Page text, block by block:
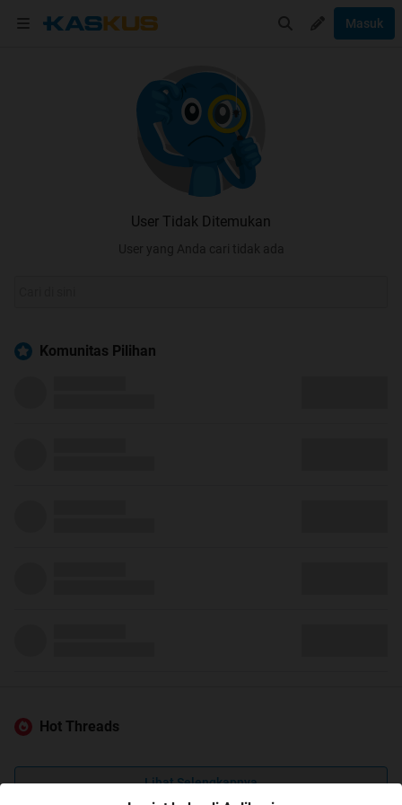
Masuk
User Tidak Ditemukan
User yang Anda cari tidak ada
Komunitas Pilihan
Hot Threads
Lihat Selengkapnya